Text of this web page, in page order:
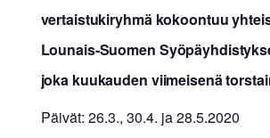
vertaistukiryhmä kokoontuu
Lounais-Suomen
joka kuukauden viimeisenä
Päivät: 26.3., 30.4. ja 28.5.2020